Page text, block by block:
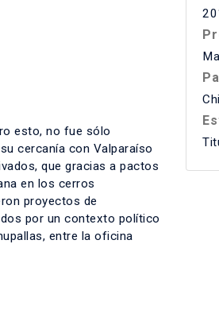
esto, no fue sólo
cercanía con Valparaíso
que gracias a pactos
en los cerros
proyectos de
por un contexto político
entre la oficina